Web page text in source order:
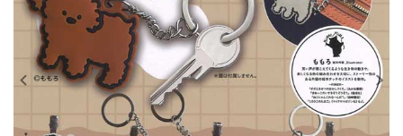
カプセルトイ
販促用空カプセル
レンタル